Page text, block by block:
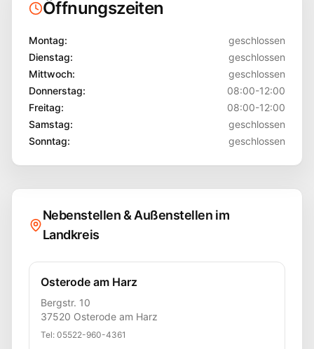
Öffnungszeiten
Montag:
geschlossen
Dienstag:
geschlossen
Mittwoch:
geschlossen
Donnerstag:
08:00-12:00
Freitag:
08:00-12:00
Samstag:
geschlossen
Sonntag: geschlossen
Nebenstellen & Außenstellen im
Landkreis
Osterode am Harz
Bergstr. 10
37520 Osterode am Harz
Tel: 05522-960-4361